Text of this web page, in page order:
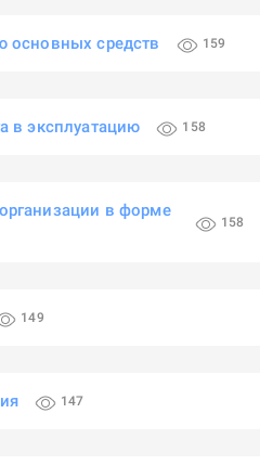
основных средств 159
в эксплуатацию 158
в форме
158
149
147